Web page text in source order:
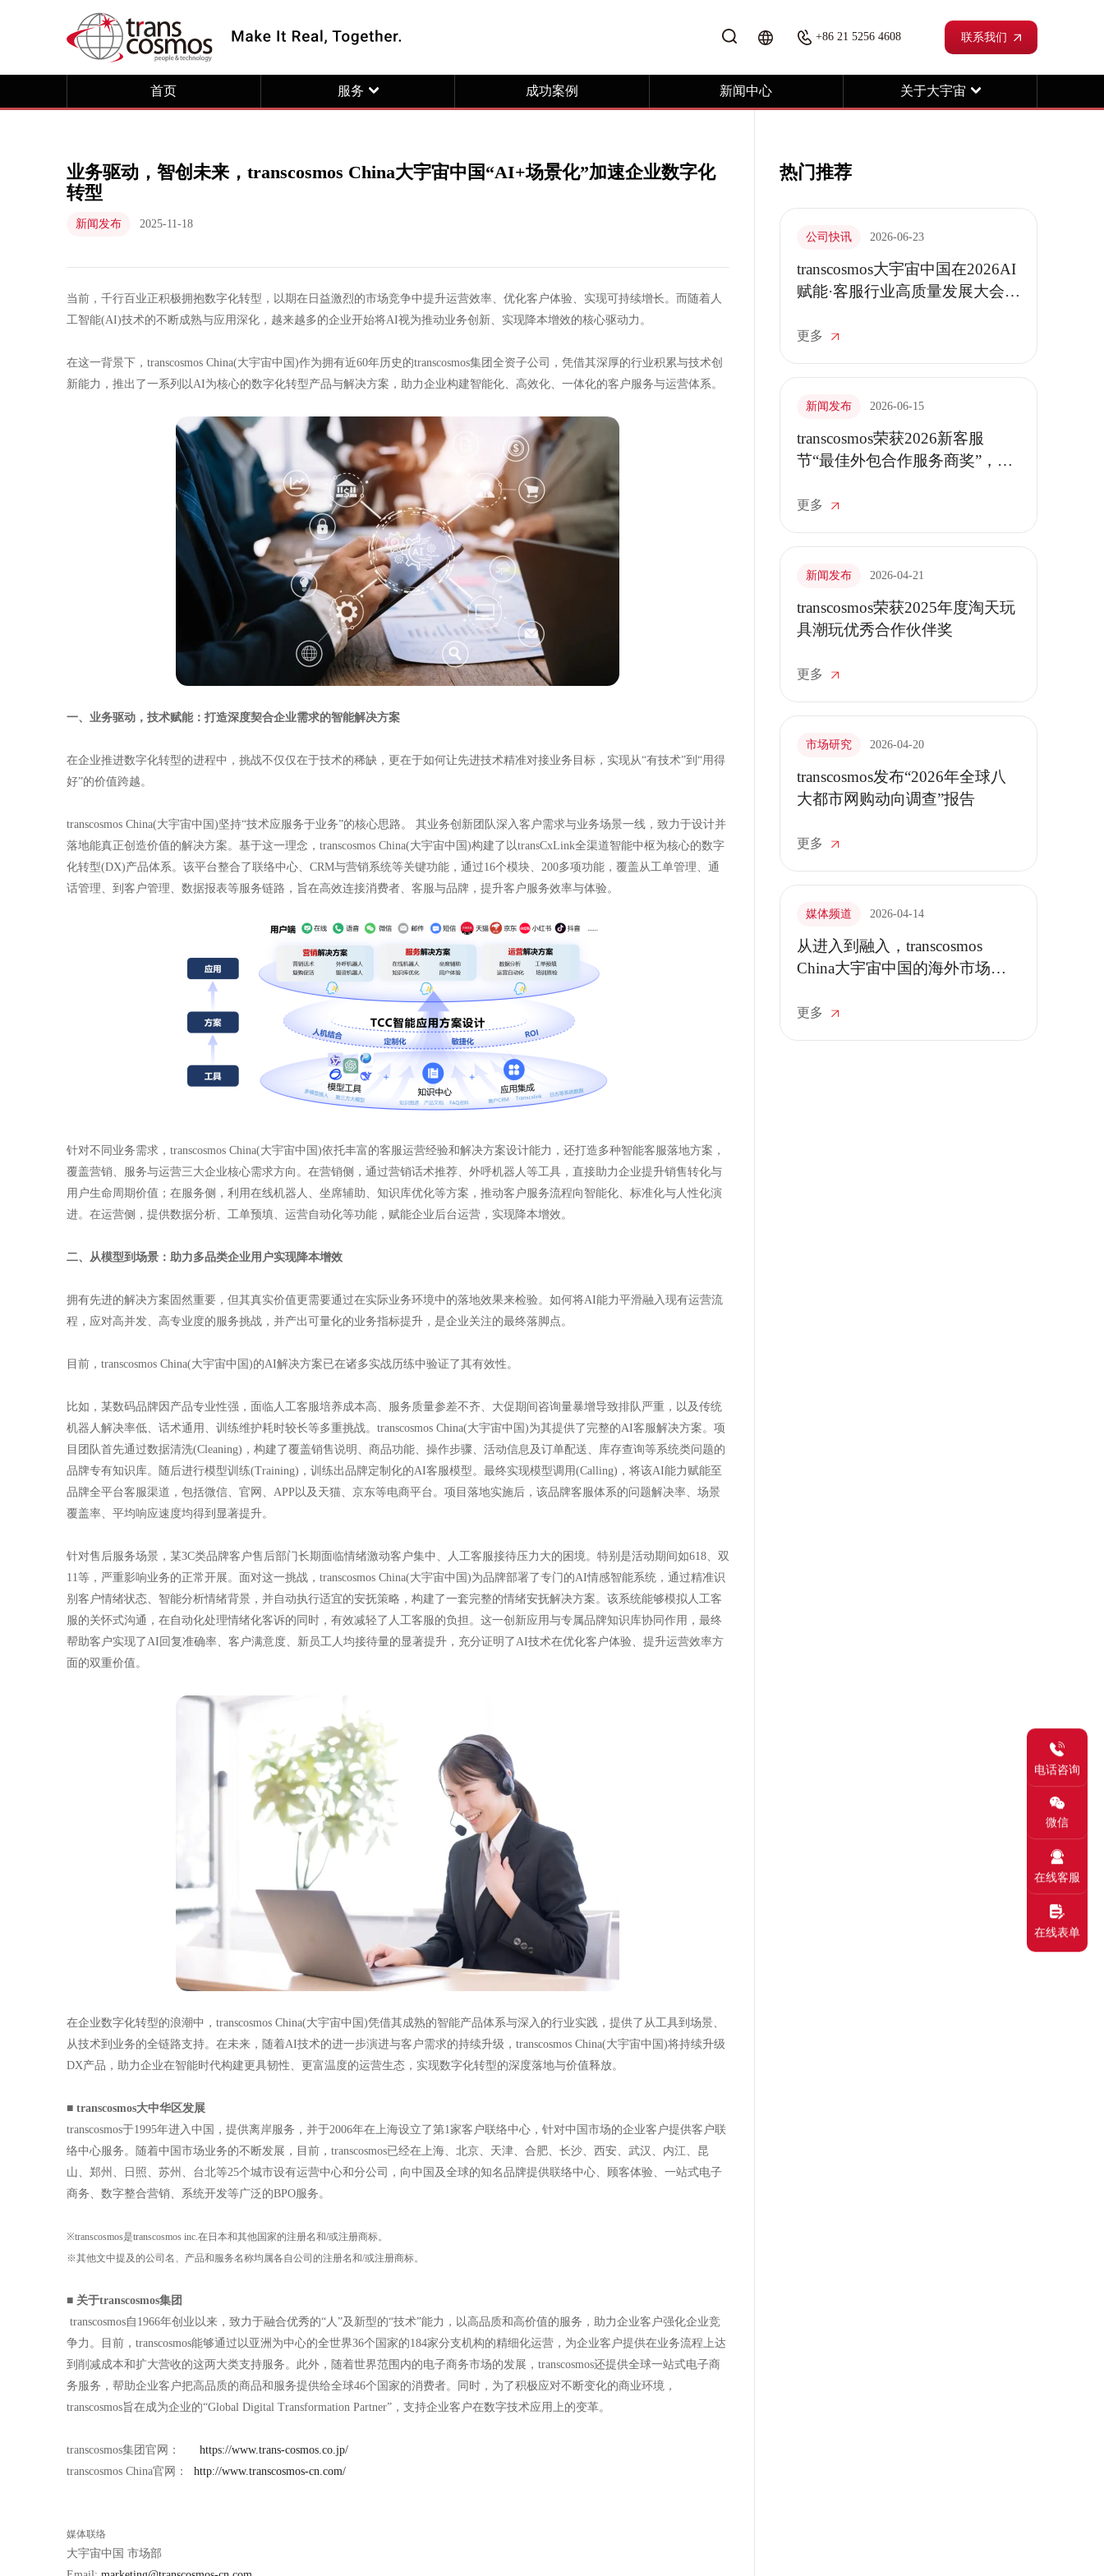
+86 21 5256 4608 联系我们
首页 服务 成功案例 新闻中心 关于大宇宙
业务驱动，智创未来，transcosmos China大宇宙中国“AI+场景化”加速企业数字化
转型
新闻发布 2025-11-18
当前，千行百业正积极拥抱数字化转型，以期在日益激烈的市场竞争中提升运营效率、优化客户体验、实现可持续增长。而随着人
工智能(AI)技术的不断成熟与应用深化，越来越多的企业开始将AI视为推动业务创新、实现降本增效的核心驱动力。
在这一背景下，transcosmos China(大宇宙中国)作为拥有近60年历史的transcosmos集团全资子公司，凭借其深厚的行业积累与技术创
新能力，推出了一系列以AI为核心的数字化转型产品与解决方案，助力企业构建智能化、高效化、一体化的客户服务与运营体系。
一、业务驱动，技术赋能：打造深度契合企业需求的智能解决方案
在企业推进数字化转型的进程中，挑战不仅仅在于技术的稀缺，更在于如何让先进技术精准对接业务目标，实现从“有技术”到“用得
好”的价值跨越。
transcosmos China(大宇宙中国)坚持“技术应服务于业务”的核心思路。 其业务创新团队深入客户需求与业务场景一线，致力于设计并
落地能真正创造价值的解决方案。基于这一理念，transcosmos China(大宇宙中国)构建了以transCxLink全渠道智能中枢为核心的数字
化转型(DX)产品体系。该平台整合了联络中心、CRM与营销系统等关键功能，通过16个模块、200多项功能，覆盖从工单管理、通
话管理、到客户管理、数据报表等服务链路，旨在高效连接消费者、客服与品牌，提升客户服务效率与体验。
针对不同业务需求，transcosmos China(大宇宙中国)依托丰富的客服运营经验和解决方案设计能力，还打造多种智能客服落地方案，
覆盖营销、服务与运营三大企业核心需求方向。在营销侧，通过营销话术推荐、外呼机器人等工具，直接助力企业提升销售转化与
用户生命周期价值；在服务侧，利用在线机器人、坐席辅助、知识库优化等方案，推动客户服务流程向智能化、标准化与人性化演
进。在运营侧，提供数据分析、工单预填、运营自动化等功能，赋能企业后台运营，实现降本增效。
二、从模型到场景：助力多品类企业用户实现降本增效
拥有先进的解决方案固然重要，但其真实价值更需要通过在实际业务环境中的落地效果来检验。如何将AI能力平滑融入现有运营流
程，应对高并发、高专业度的服务挑战，并产出可量化的业务指标提升，是企业关注的最终落脚点。
目前，transcosmos China(大宇宙中国)的AI解决方案已在诸多实战历练中验证了其有效性。
比如，某数码品牌因产品专业性强，面临人工客服培养成本高、服务质量参差不齐、大促期间咨询量暴增导致排队严重，以及传统
机器人解决率低、话术通用、训练维护耗时较长等多重挑战。transcosmos China(大宇宙中国)为其提供了完整的AI客服解决方案。项
目团队首先通过数据清洗(Cleaning)，构建了覆盖销售说明、商品功能、操作步骤、活动信息及订单配送、库存查询等系统类问题的
品牌专有知识库。随后进行模型训练(Training)，训练出品牌定制化的AI客服模型。最终实现模型调用(Calling)，将该AI能力赋能至
品牌全平台客服渠道，包括微信、官网、APP以及天猫、京东等电商平台。项目落地实施后，该品牌客服体系的问题解决率、场景
覆盖率、平均响应速度均得到显著提升。
针对售后服务场景，某3C类品牌客户售后部门长期面临情绪激动客户集中、人工客服接待压力大的困境。特别是活动期间如618、双
11等，严重影响业务的正常开展。面对这一挑战，transcosmos China(大宇宙中国)为品牌部署了专门的AI情感智能系统，通过精准识
别客户情绪状态、智能分析情绪背景，并自动执行适宜的安抚策略，构建了一套完整的情绪安抚解决方案。该系统能够模拟人工客
服的关怀式沟通，在自动化处理情绪化客诉的同时，有效减轻了人工客服的负担。这一创新应用与专属品牌知识库协同作用，最终
帮助客户实现了AI回复准确率、客户满意度、新员工人均接待量的显著提升，充分证明了AI技术在优化客户体验、提升运营效率方
面的双重价值。
在企业数字化转型的浪潮中，transcosmos China(大宇宙中国)凭借其成熟的智能产品体系与深入的行业实践，提供了从工具到场景、
从技术到业务的全链路支持。在未来，随着AI技术的进一步演进与客户需求的持续升级，transcosmos China(大宇宙中国)将持续升级
DX产品，助力企业在智能时代构建更具韧性、更富温度的运营生态，实现数字化转型的深度落地与价值释放。
■ transcosmos大中华区发展
transcosmos于1995年进入中国，提供离岸服务，并于2006年在上海设立了第1家客户联络中心，针对中国市场的企业客户提供客户联
络中心服务。随着中国市场业务的不断发展，目前，transcosmos已经在上海、北京、天津、合肥、长沙、西安、武汉、内江、昆
山、郑州、日照、苏州、台北等25个城市设有运营中心和分公司，向中国及全球的知名品牌提供联络中心、顾客体验、一站式电子
商务、数字整合营销、系统开发等广泛的BPO服务。
※transcosmos是transcosmos inc.在日本和其他国家的注册名和/或注册商标。
※其他文中提及的公司名、产品和服务名称均属各自公司的注册名和/或注册商标。
■ 关于transcosmos集团
transcosmos自1966年创业以来，致力于融合优秀的“人”及新型的“技术”能力，以高品质和高价值的服务，助力企业客户强化企业竞
争力。目前，transcosmos能够通过以亚洲为中心的全世界36个国家的184家分支机构的精细化运营，为企业客户提供在业务流程上达
到削减成本和扩大营收的这两大类支持服务。此外，随着世界范围内的电子商务市场的发展，transcosmos还提供全球一站式电子商
务服务，帮助企业客户把高品质的商品和服务提供给全球46个国家的消费者。同时，为了积极应对不断变化的商业环境，
transcosmos旨在成为企业的“Global Digital Transformation Partner”，支持企业客户在数字技术应用上的变革。
transcosmos集团官网： https://www.trans-cosmos.co.jp/
transcosmos China官网： http://www.transcosmos-cn.com/
媒体联络
大宇宙中国 市场部
热门推荐
公司快讯 2026-06-23
transcosmos大宇宙中国在2026AI
赋能·客服行业高质量发展大会暨
更多
新闻发布 2026-06-15
transcosmos荣获2026新客服
节“最佳外包合作服务商奖”，AI
更多
新闻发布 2026-04-21
transcosmos荣获2025年度淘天玩
具潮玩优秀合作伙伴奖
更多
市场研究 2026-04-20
transcosmos发布“2026年全球八
大都市网购动向调查”报告
更多
媒体频道 2026-04-14
从进入到融入，transcosmos
China大宇宙中国的海外市场赋
更多
电话咨询
微信
在线客服
在线表单